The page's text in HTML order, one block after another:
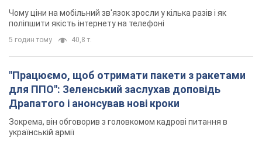
Чому ціни на мобільний зв'язок зросли у кілька разів і як
поліпшити якість інтернету на телефоні
5 годин тому 40,8 т.
"Працюємо, щоб отримати пакети з ракетами
для ППО": Зеленський заслухав доповідь
Драпатого і анонсував нові кроки
Зокрема, він обговорив з головкомом кадрові питання в
українській армії